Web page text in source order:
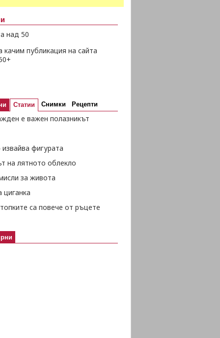
над 50
качим публикация на сайта
Статии Снимки Рецепти
е важен полазникът
фигурата
на лятното облекло
за живота
циганка
са повече от ръцете